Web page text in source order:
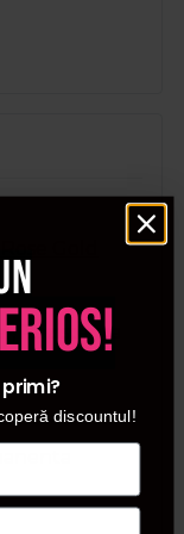
Rezistenta
discountul!